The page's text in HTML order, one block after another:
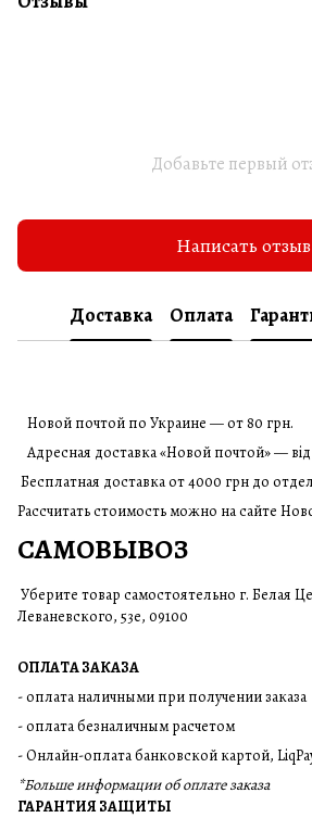
Добавьте первый
Написать отзыв
Доставка Оплата
Новой почтой по Украине — от 80 грн.
Адресная доставка «Новой почтой» — від
Бесплатная доставка от 4000 грн до
Рассчитать стоимость можно на сайте
САМОВЫВОЗ
Уберите товар самостоятельно г. Белая
Леваневского, 53е, 09100
ОПЛАТА ЗАКАЗА
- оплата наличными при получении заказа
- оплата безналичным расчетом
- Онлайн-оплата банковской картой,
*Больше информации об оплате заказа
ГАРАНТИЯ ЗАЩИТЫ